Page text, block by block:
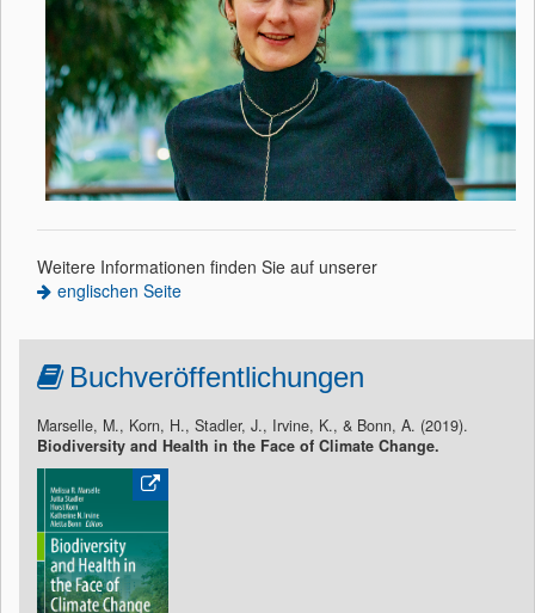
Weitere Informationen finden Sie auf unserer
englischen Seite
Buchveröffentlichungen
Marselle, M., Korn, H., Stadler, J., Irvine, K., & Bonn, A. (2019).
Biodiversity and Health in the Face of Climate Change.